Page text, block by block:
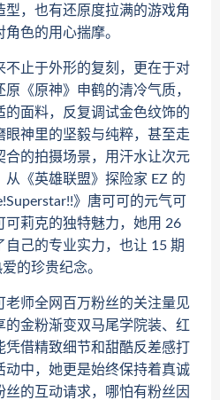
型，也有还原度拉满的游戏角
色的用心揣摩。
止于外形的复刻，更在于对
《原神》申鹤的清冷气质，
面料，反复调试金色纹饰的
眼神里的坚毅与纯粹，甚至走
合的拍摄场景，用汗水让次元
《英雄联盟》探险家 EZ 的
》唐可可的元气可
可莉克的独特魅力，她用 26
己的专业实力，也让 15 期
的珍贵纪念。
师全网百万粉丝的关注量见
金粉渐变双马尾学院装、红
凭借精致细节和甜酷反差感打
动中，她更是始终保持着真诚
的互动请求，哪怕有粉丝因